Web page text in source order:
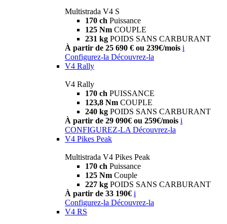
Multistrada V4 S
170 ch Puissance
125 Nm COUPLE
231 kg POIDS SANS CARBURANT
À partir de 25 690 € ou 239€/mois i
Configurez-la Découvrez-la
V4 Rally
V4 Rally
170 ch PUISSANCE
123,8 Nm COUPLE
240 kg POIDS SANS CARBURANT
À partir de 29 090€ ou 259€/mois i
CONFIGUREZ-LA Découvrez-la
V4 Pikes Peak
Multistrada V4 Pikes Peak
170 ch Puissance
125 Nm Couple
227 kg POIDS SANS CARBURANT
À partir de 33 190€ i
Configurez-la Découvrez-la
V4 RS